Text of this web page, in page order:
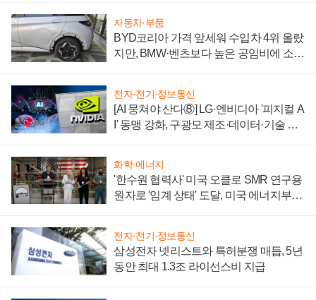
자동차·부품
BYD코리아 가격 앞세워 수입차 4위 올랐
지만, BMW·벤츠보다 높은 공임비에 소비
전자·전기·정보통신
[AI 뭉쳐야 산다⑧] LG·엔비디아 '피지컬 A
I' 동맹 강화, 구광모 제조·데이터·기술 결
화학·에너지
'한수원 협력사' 미국 오클로 SMR 연구용
원자로 '임계 상태' 도달, 미국 에너지부
전자·전기·정보통신
삼성전자 넷리스트와 특허분쟁 매듭, 5년
동안 최대 1.3조 라이선스비 지급